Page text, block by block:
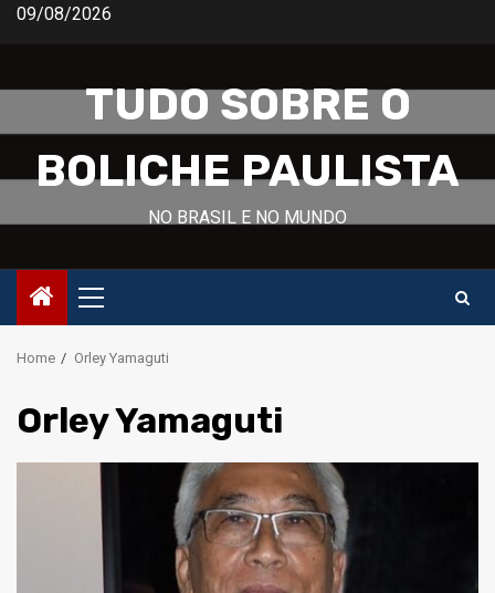
Skip09/08/2026
TUDO SOBRE O
BOLICHE PAULISTA
NO BRASIL E NO MUNDO
Primary
Menu
Home Orley Yamaguti
Orley Yamaguti